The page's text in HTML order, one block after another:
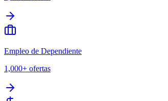
Empleo de Dependiente
1,000+ ofertas